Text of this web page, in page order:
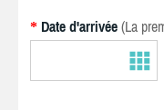
* Date d'arrivée (La